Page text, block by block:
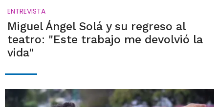
ENTREVISTA
Miguel Ángel Solá y su regreso al
teatro: "Este trabajo me devolvió la
vida"